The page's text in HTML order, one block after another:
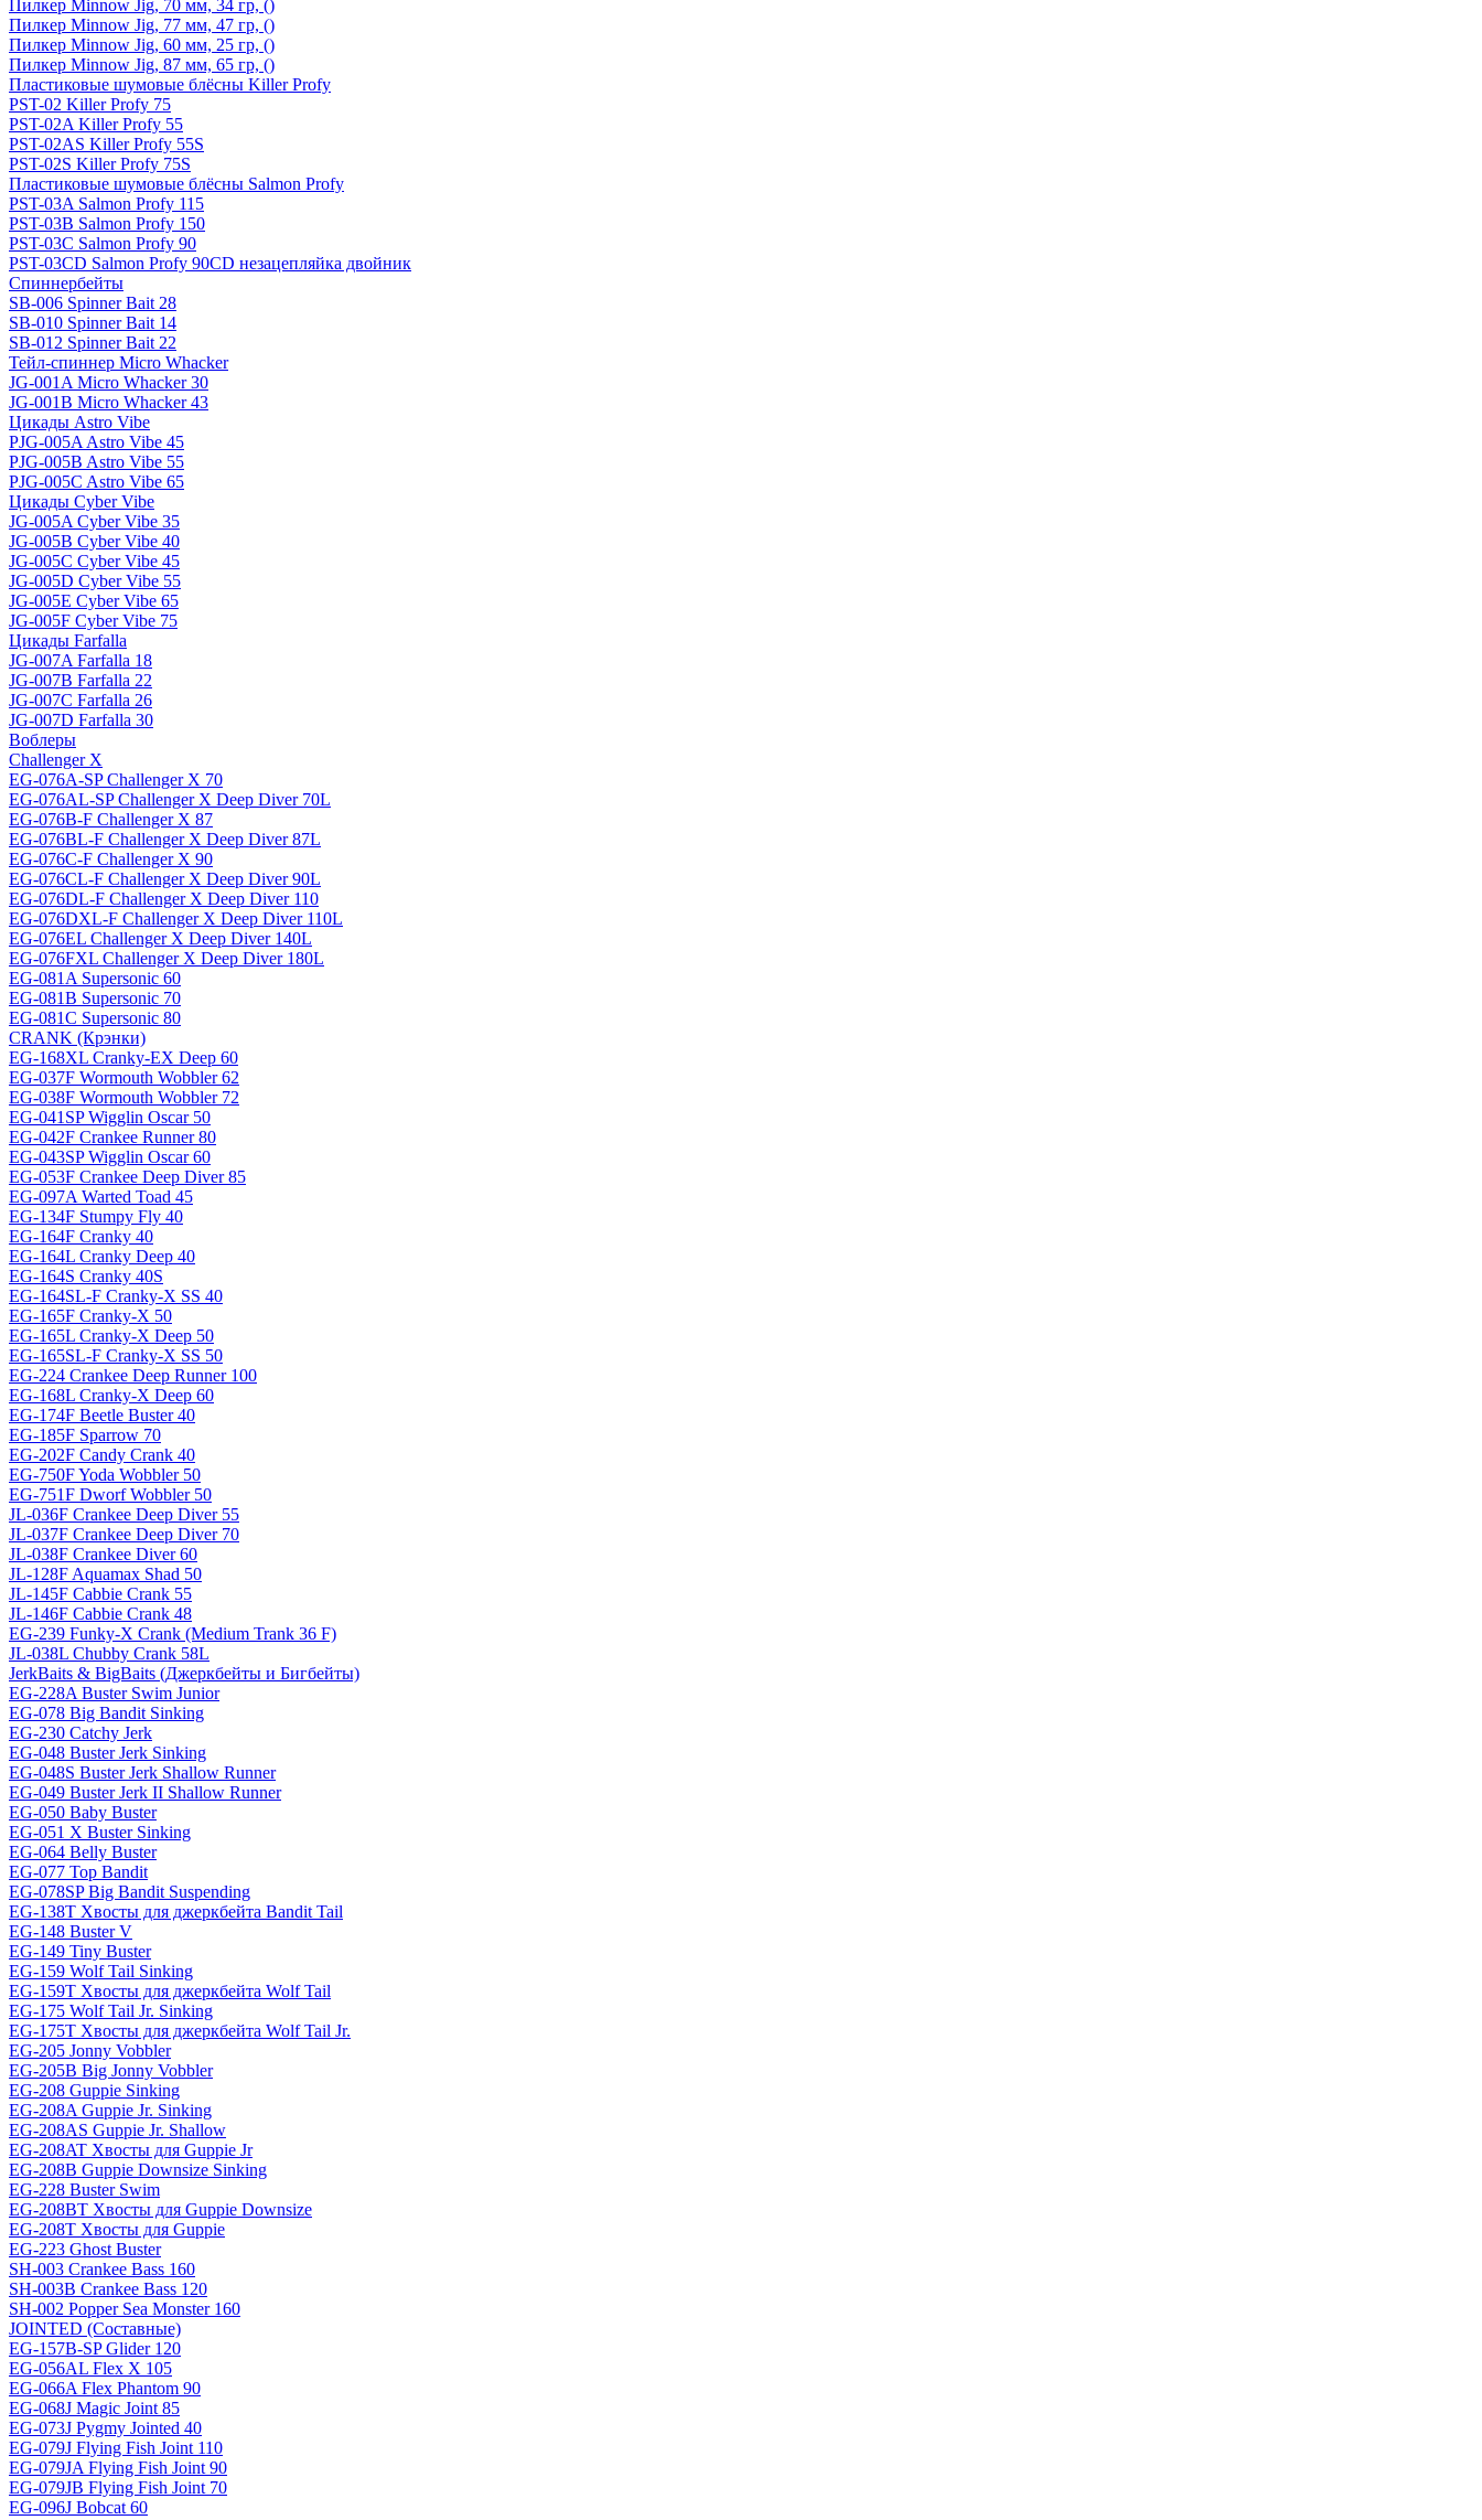
Пилкер Minnow Jig, 70 мм, 34 гр, ()
Пилкер Minnow Jig, 77 мм, 47 гр, ()
Пилкер Minnow Jig, 60 мм, 25 гр, ()
Пилкер Minnow Jig, 87 мм, 65 гр, ()
Пластиковые шумовые блёсны Killer Profy
PST-02 Killer Profy 75
PST-02A Killer Profy 55
PST-02AS Killer Profy 55S
PST-02S Killer Profy 75S
Пластиковые шумовые блёсны Salmon Profy
PST-03A Salmon Profy 115
PST-03B Salmon Profy 150
PST-03C Salmon Profy 90
PST-03CD Salmon Profy 90CD незацепляйка двойник
Спиннербейты
SB-006 Spinner Bait 28
SB-010 Spinner Bait 14
SB-012 Spinner Bait 22
Тейл-спиннер Micro Whacker
JG-001A Micro Whacker 30
JG-001B Micro Whacker 43
Цикады Astro Vibe
PJG-005A Astro Vibe 45
PJG-005B Astro Vibe 55
PJG-005C Astro Vibe 65
Цикады Cyber Vibe
JG-005A Cyber Vibe 35
JG-005B Cyber Vibe 40
JG-005C Cyber Vibe 45
JG-005D Cyber Vibe 55
JG-005E Cyber Vibe 65
JG-005F Cyber Vibe 75
Цикады Farfalla
JG-007A Farfalla 18
JG-007B Farfalla 22
JG-007C Farfalla 26
JG-007D Farfalla 30
Воблеры
Challenger X
EG-076A-SP Challenger X 70
EG-076AL-SP Challenger X Deep Diver 70L
EG-076B-F Challenger X 87
EG-076BL-F Challenger X Deep Diver 87L
EG-076C-F Challenger X 90
EG-076CL-F Challenger X Deep Diver 90L
EG-076DL-F Challenger X Deep Diver 110
EG-076DXL-F Challenger X Deep Diver 110L
EG-076EL Challenger X Deep Diver 140L
EG-076FXL Challenger X Deep Diver 180L
EG-081A Supersonic 60
EG-081B Supersonic 70
EG-081C Supersonic 80
CRANK (Крэнки)
EG-168XL Cranky-EX Deep 60
EG-037F Wormouth Wobbler 62
EG-038F Wormouth Wobbler 72
EG-041SP Wigglin Oscar 50
EG-042F Crankee Runner 80
EG-043SP Wigglin Oscar 60
EG-053F Crankee Deep Diver 85
EG-097A Warted Toad 45
EG-134F Stumpy Fly 40
EG-164F Cranky 40
EG-164L Cranky Deep 40
EG-164S Cranky 40S
EG-164SL-F Cranky-X SS 40
EG-165F Cranky-X 50
EG-165L Cranky-X Deep 50
EG-165SL-F Cranky-X SS 50
EG-224 Crankee Deep Runner 100
EG-168L Cranky-X Deep 60
EG-174F Beetle Buster 40
EG-185F Sparrow 70
EG-202F Candy Crank 40
EG-750F Yoda Wobbler 50
EG-751F Dworf Wobbler 50
JL-036F Crankee Deep Diver 55
JL-037F Crankee Deep Diver 70
JL-038F Crankee Diver 60
JL-128F Aquamax Shad 50
JL-145F Cabbie Crank 55
JL-146F Cabbie Crank 48
EG-239 Funky-X Crank (Medium Trank 36 F)
JL-038L Chubby Crank 58L
JerkBaits & BigBaits (Джеркбейты и Бигбейты)
EG-228A Buster Swim Junior
EG-078 Big Bandit Sinking
EG-230 Catchy Jerk
EG-048 Buster Jerk Sinking
EG-048S Buster Jerk Shallow Runner
EG-049 Buster Jerk II Shallow Runner
EG-050 Baby Buster
EG-051 X Buster Sinking
EG-064 Belly Buster
EG-077 Top Bandit
EG-078SP Big Bandit Suspending
EG-138T Хвосты для джеркбейта Bandit Tail
EG-148 Buster V
EG-149 Tiny Buster
EG-159 Wolf Tail Sinking
EG-159T Хвосты для джеркбейта Wolf Tail
EG-175 Wolf Tail Jr. Sinking
EG-175T Хвосты для джеркбейта Wolf Tail Jr.
EG-205 Jonny Vobbler
EG-205B Big Jonny Vobbler
EG-208 Guppie Sinking
EG-208A Guppie Jr. Sinking
EG-208AS Guppie Jr. Shallow
EG-208AT Хвосты для Guppie Jr
EG-208B Guppie Downsize Sinking
EG-228 Buster Swim
EG-208BT Хвосты для Guppie Downsize
EG-208T Хвосты для Guppie
EG-223 Ghost Buster
SH-003 Crankee Bass 160
SH-003B Crankee Bass 120
SH-002 Popper Sea Monster 160
JOINTED (Составные)
EG-157B-SP Glider 120
EG-056AL Flex X 105
EG-066A Flex Phantom 90
EG-068J Magic Joint 85
EG-073J Pygmy Jointed 40
EG-079J Flying Fish Joint 110
EG-079JA Flying Fish Joint 90
EG-079JB Flying Fish Joint 70
EG-096J Bobcat 60